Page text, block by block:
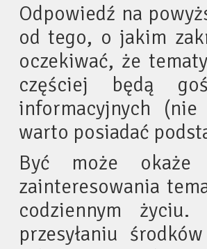
Odpowiedź na
od tego, o jakim
oczekiwać, że
częściej będą
informacyjnych
warto posiadać
Być może okaże
zainteresowania
codziennym
przesyłaniu